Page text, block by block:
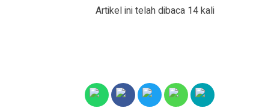
Artikel ini telah dibaca 14 kali